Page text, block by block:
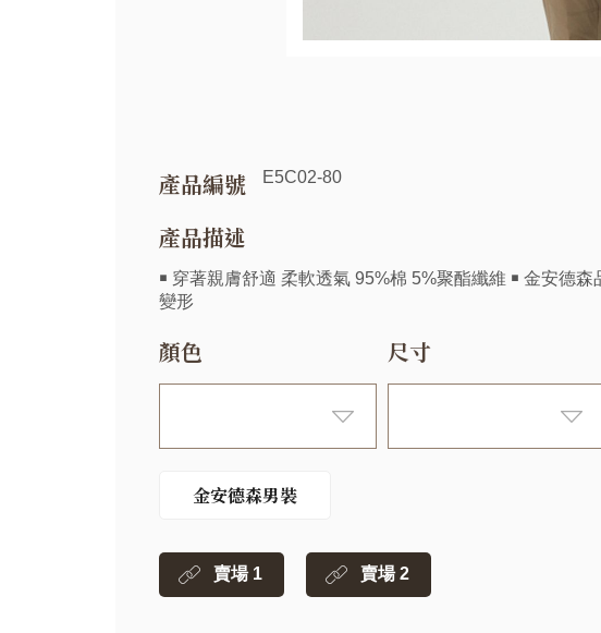
產品編號 E5C02-80
產品描述
￭ 穿著親膚舒適 柔軟透氣 95%棉 5%聚酯纖維 ￭ 金安德
變形
顏色 尺寸
金安德森男裝
賣場 1 賣場 2